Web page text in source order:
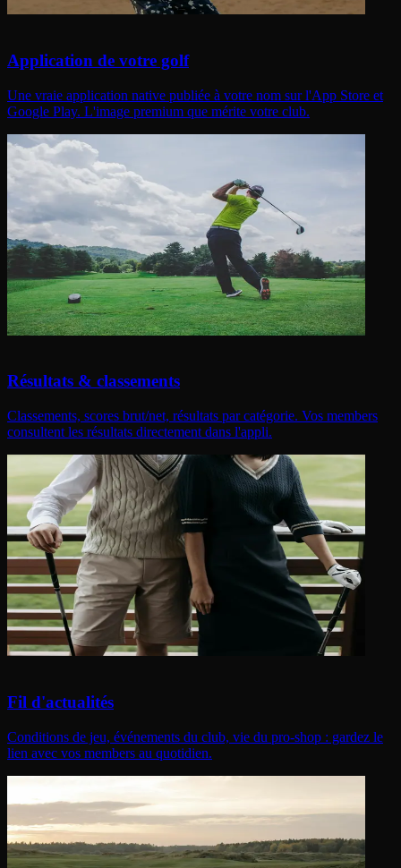
Application de votre golf
Une vraie application native publiée à votre nom sur l'App Store et
Google Play. L'image premium que mérite votre club.
Résultats & classements
Classements, scores brut/net, résultats par catégorie. Vos members
consultent les résultats directement dans l'appli.
Fil d'actualités
Conditions de jeu, événements du club, vie du pro-shop : gardez le
lien avec vos members au quotidien.